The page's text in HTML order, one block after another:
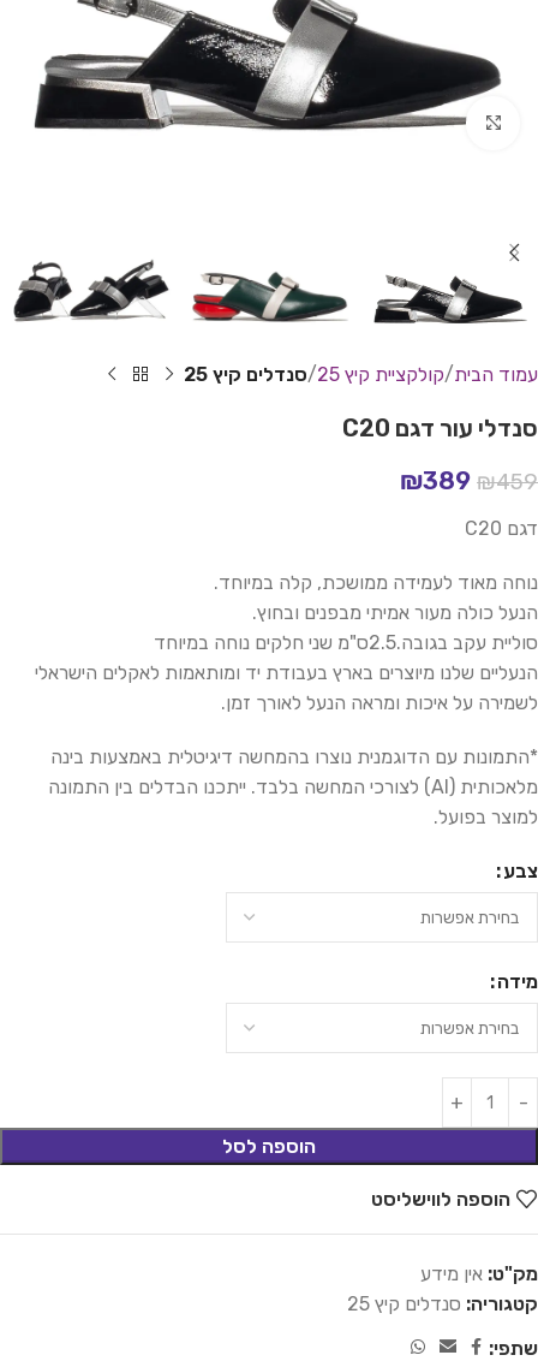
Click to enlarge
עמוד הבית קולקציית קיץ 25 סנדלים קיץ 25
סנדלי עור דגם C20
₪459
₪389
דגם C20
נוחה מאוד לעמידה ממושכת, קלה במיוחד.
הנעל כולה מעור אמיתי מבפנים ובחוץ.
סוליית עקב בגובה.2.5ס"מ שני חלקים נוחה במיוחד
הנעליים שלנו מיוצרים בארץ בעבודת יד ומותאמות לאקלים הישראלי
לשמירה על איכות ומראה הנעל לאורך זמן.
*התמונות עם הדוגמנית נוצרו בהמחשה דיגיטלית באמצעות בינה
מלאכותית (AI) לצורכי המחשה בלבד. ייתכנו הבדלים בין התמונה
למוצר בפועל.
צבע
מידה
הוספה לסל
הוספה לווישליסט
מק"ט: אין מידע
קטגוריה: סנדלים קיץ 25
שתפי: